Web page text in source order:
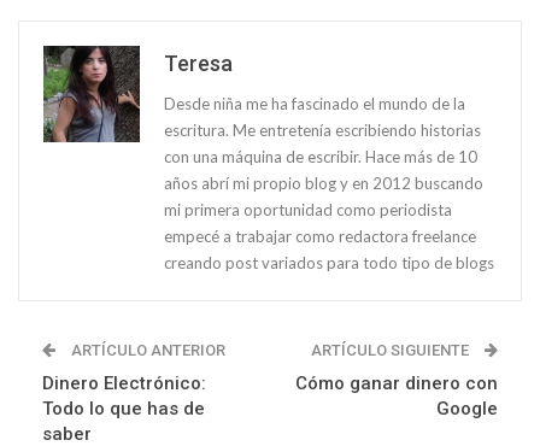
Teresa
Desde niña me ha fascinado el mundo de la
escritura. Me entretenía escribiendo historias
con una máquina de escribir. Hace más de 10
años abrí mi propio blog y en 2012 buscando
mi primera oportunidad como periodista
empecé a trabajar como redactora freelance
creando post variados para todo tipo de blogs
ARTÍCULO ANTERIOR
Dinero Electrónico:
Todo lo que has de
saber
ARTÍCULO SIGUIENTE
Cómo ganar dinero con
Google